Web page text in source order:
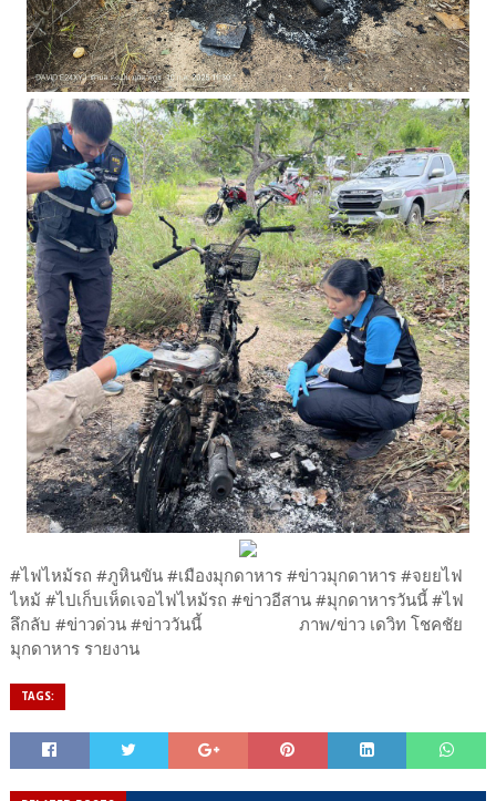
#ไฟไหม้รถ #ภูหินขัน #เมืองมุกดาหาร #ข่าวมุกดาหาร #จยยไฟ
ไหม้ #ไปเก็บเห็ดเจอไฟไหม้รถ #ข่าวอีสาน #มุกดาหารวันนี้ #ไฟ
ลึกลับ #ข่าวด่วน #ข่าววันนี้​ ภาพ​/ข่าว​ เด​วิท​ โชคชัย​
มุกดาหาร​ รายงาน
TAGS: